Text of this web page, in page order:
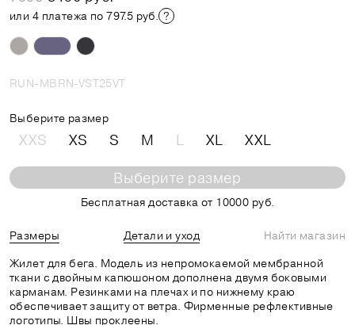
или 4 платежа по 797.5 руб.
RUN-MBRN-VST25VT
Выберите размер
XXS XS S M L XL XXL
Выберите размер
Бесплатная доставка от 10000 руб.
Размеры Детали и уход
Найти магазин
Жилет для бега. Модель из непромокаемой мембранной
ткани с двойным капюшоном дополнена двумя боковыми
карманам. Резинками на плечах и по нижнему краю
обеспечивает защиту от ветра. Фирменные рефлективные
логотипы. Швы проклеены.